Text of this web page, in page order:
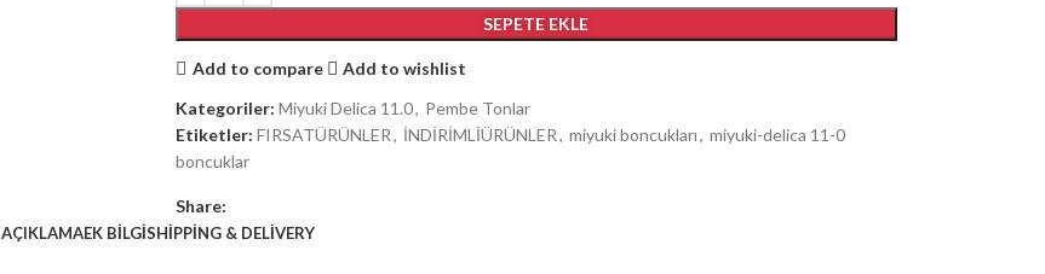
SEPETE EKLE
Add to compare
Add to wishlist
Kategoriler: Miyuki Delica 11.0, Pembe Tonlar
Etiketler: FIRSATÜRÜNLER, İNDİRİMLİÜRÜNLER, miyuki boncukları, miyuki-delica 11-0
boncuklar
Share:
AÇIKLAMAEK BILGISHIPPING & DELIVERY